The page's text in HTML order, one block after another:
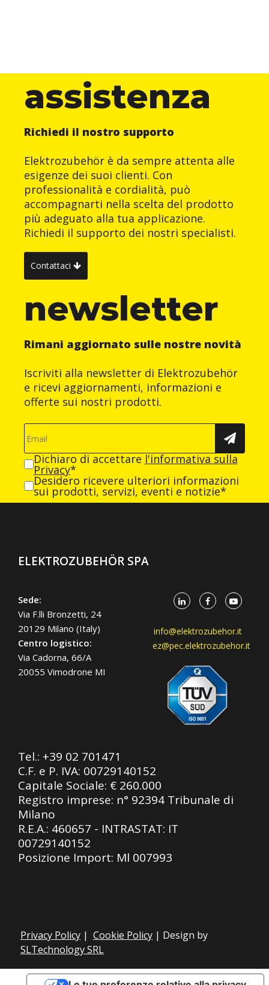
assistenza
Richiedi il nostro supporto
Elektrozubehör è da sempre attenta alle
esigenze dei suoi clienti. Con
professionalità e cordialità, può
accompagnarti nella scelta del prodotto
più adeguato alla tua applicazione.
Richiedi il supporto dei nostri specialisti.
Contattaci
newsletter
Rimani aggiornato sulle nostre novità
Iscriviti alla newsletter di Elektrozubehör
e ricevi aggiornamenti, informazioni e
offerte sui nostri prodotti.
Dichiaro di accettare l'informativa sulla
Privacy*
Desidero ricevere ulteriori informazioni
sui prodotti, servizi, eventi e notizie*
ELEKTROZUBEHÖR SPA
Sede:
Via F.lli Bronzetti, 24
20129 Milano (Italy)
Centro logistico:
Via Cadorna, 66/A
20055 Vimodrone MI
info@elektrozubehor.it
ez@pec.elektrozubehor.it
Tel.: +39 02 701471
C.F. e P. IVA: 00729140152
Capitale Sociale: € 260.000
Registro imprese: n° 92394 Tribunale di
Milano
R.E.A.: 460657 - INTRASTAT: IT
00729140152
Posizione Import: Ml 007993
Privacy Policy | Cookie Policy | Design by
SLTechnology SRL